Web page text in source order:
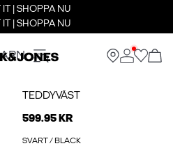
IT | SHOPPA NU
IT | SHOPPA NU
TEDDYVÄST
599.95 KR
SVART / BLACK